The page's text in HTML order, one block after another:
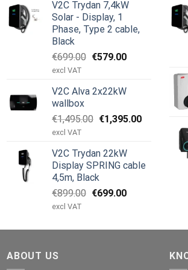
var:
€899.00.
er:
V2C Trydan 7,4kW
Solar - Display, 1
Phase, Type 2 cable,
Black
€699.00 Den
var:
€579.00Den
er:
excl VAT
V2C Alva 2x22kW
wallbox
€1,495.00 Den
var:
€1,495.00.
€1,395.00Den
€1,395.00.
excl VAT
V2C Trydan 22kW
Display SPRING cable
4,5m, Black
€899.00 Den
var:
€699.00Den
er:
excl VAT
ABOUT US